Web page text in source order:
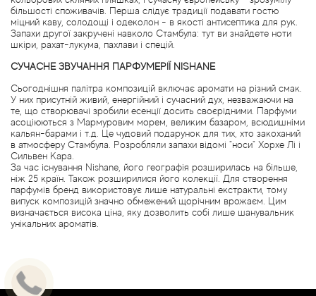
більшості споживачів. Перша слідує традиції подавати гостю
міцний каву, солодощі і одеколон - в якості антисептика для рук.
Запахи другої закручені навколо Стамбула: тут ви знайдете ноти
шкіри, рахат-лукума, пахлави і спецій.
СУЧАСНЕ ЗВУЧАННЯ ПАРФУМЕРІЇ NISHANE
Сьогоднішня палітра композицій включає аромати на різний смак.
У них присутній живий, енергійний і сучасний дух, незважаючи на
те, що створювачі зробили есенції досить своєрідними. Парфуми
асоціюються з Мармуровим морем, великим базаром, всюдишніми
кальян-барами і т.д. Це чудовий подарунок для тих, хто закоханий
в атмосферу Стамбула. Розробляли запахи відомі "носи" Хорхе Лі і
Сильвен Кара.
За час існування Nishane, його географія розширилась на більше,
ніж 25 країн. Також розширилися його колекції. Для створення
парфумів бренд використовує лише натуральні екстракти, тому
випуск композицій значно обмежений щорічним врожаєм. Цим
визначається висока ціна, яку дозволить собі лише шанувальник
унікальних ароматів.
Boucheron
Brecourt
Brioni
Britney Spears
Brooks Brothers
Bruno Banani
Burberry